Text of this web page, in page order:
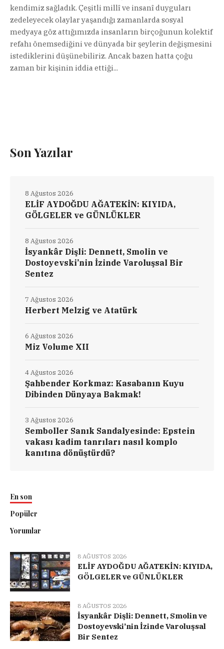
kendimiz sağladık. Çeşitli millî ve insanî duyguları
zedeleyecek olaylar yaşandığı zamanlarda sosyal
medyaya göz attığımızda insanların birçoğunun kolektif
refahı önemsediğini ve dünyada bir şeylerin değişmesini
istediklerini düşünebiliriz. Ancak bazen hatta çoğu
zaman bir kişinin iddia ettiği...
Son Yazılar
ELİF AYDOĞDU AĞATEKİN: KIYIDA,
GÖLGELER ve GÜNLÜKLER
8 Ağustos 2026
İsyankâr Dişli: Dennett, Smolin ve
Dostoyevski’nin İzinde Varoluşsal Bir
Sentez
8 Ağustos 2026
Herbert Melzig ve Atatürk
7 Ağustos 2026
Miz Volume XII
6 Ağustos 2026
Şahbender Korkmaz: Kasabanın Kuyu
Dibinden Dünyaya Bakmak!
4 Ağustos 2026
Semboller Sanık Sandalyesinde: Epstein
vakası kadim tanrıları nasıl komplo
kanıtına dönüştürdü?
3 Ağustos 2026
En son
Popüler
Yorumlar
8 AĞUSTOS 2026
ELİF AYDOĞDU AĞATEKİN: KIYIDA,
GÖLGELER ve GÜNLÜKLER
8 AĞUSTOS 2026
İsyankâr Dişli: Dennett, Smolin ve
Dostoyevski’nin İzinde Varoluşsal
Bir Sentez